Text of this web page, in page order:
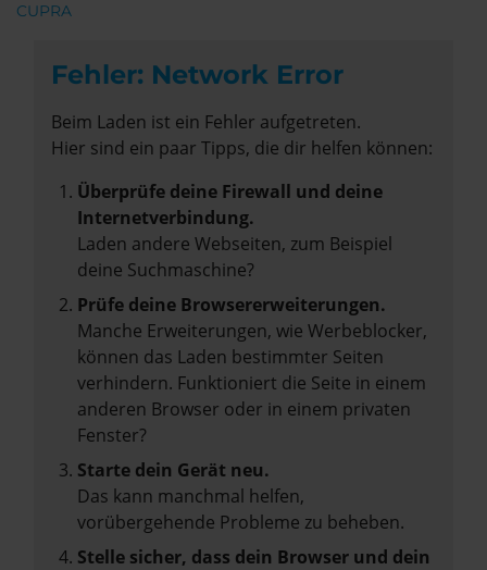
CUPRA
Fehler: Network Error
Beim Laden ist ein Fehler aufgetreten.
Hier sind ein paar Tipps, die dir helfen können:
Überprüfe deine Firewall und deine
Internetverbindung.
Laden andere Webseiten, zum Beispiel
deine Suchmaschine?
Prüfe deine Browsererweiterungen.
Manche Erweiterungen, wie Werbeblocker,
können das Laden bestimmter Seiten
verhindern. Funktioniert die Seite in einem
anderen Browser oder in einem privaten
Fenster?
Starte dein Gerät neu.
Das kann manchmal helfen,
vorübergehende Probleme zu beheben.
Stelle sicher, dass dein Browser und dein